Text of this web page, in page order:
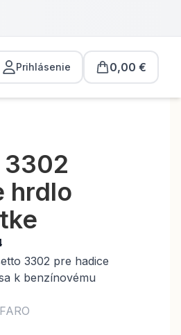
Prihlásenie 0,00 €
hrdlo
3302 pre hadice
k benzínovému